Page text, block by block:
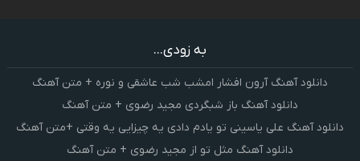
به زودی...
دانلود آهنگ آرون افشار امشب شب عاشقی و نوره + متن آهنگ
دانلود آهنگ باز شبگردی مجید رضوی + متن آهنگ
دانلود آهنگ علی یاسینی تو یادم دادی یه چیزایی یه وقتی +متن آهنگ
دانلود آهنگ مثل تو از مجید رضوی + متن آهنگ